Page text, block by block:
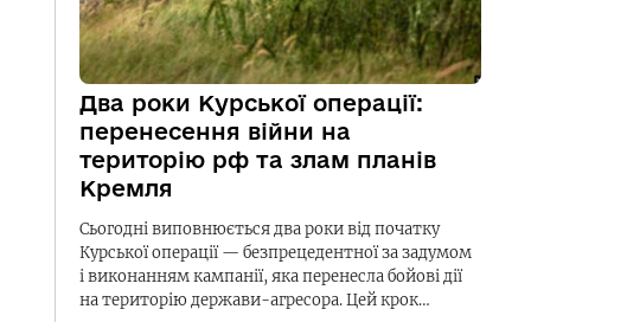
Два роки Курської операції:
перенесення війни на
територію рф та злам планів
Кремля
Сьогодні виповнюється два роки від початку
Курської операції — безпрецедентної за задумом
і виконанням кампанії, яка перенесла бойові дії
на територію держави-агресора. Цей крок…